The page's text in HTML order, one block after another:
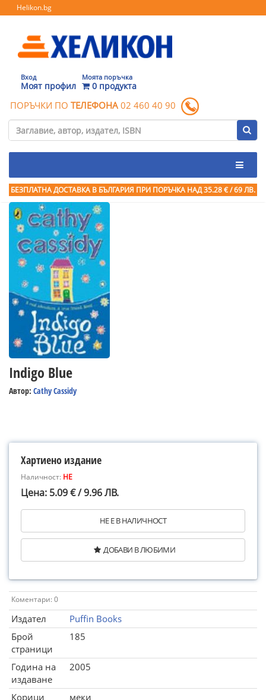
Helikon.bg
Вход
Моят профил
Моята поръчка
0 продукта
ПОРЪЧКИ ПО ТЕЛЕФОНА 02 460 40 90
БЕЗПЛАТНА ДОСТАВКА В БЪЛГАРИЯ ПРИ ПОРЪЧКА НАД 35.28 € / 69 ЛВ.
Indigo Blue
Автор: Cathy Cassidy
Хартиено издание
Наличност: НЕ
Цена: 5.09 € / 9.96 ЛВ.
НЕ Е В НАЛИЧНОСТ
ДОБАВИ В ЛЮБИМИ
Коментари: 0
Издател
Puffin Books
Брой
страници
185
Година на
издаване
2005
Корици
меки